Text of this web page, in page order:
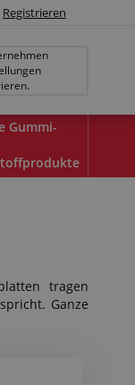
Registrieren
Gummi-
tragen
Ganze